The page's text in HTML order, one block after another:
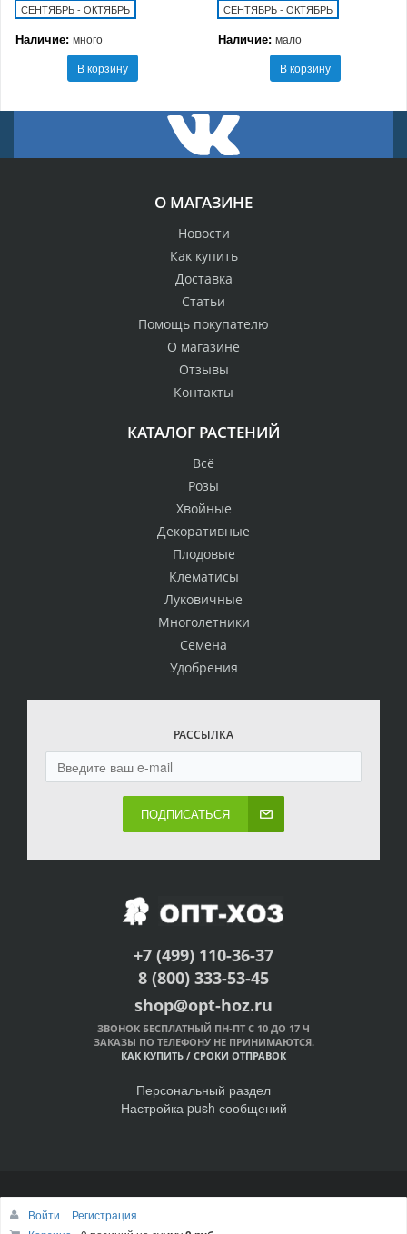
СЕНТЯБРЬ - ОКТЯБРЬ
Наличие: много
В корзину
СЕНТЯБРЬ - ОКТЯБРЬ
Наличие: мало
В корзину
О МАГАЗИНЕ
Новости
Как купить
Доставка
Статьи
Помощь покупателю
О магазине
Отзывы
Контакты
КАТАЛОГ РАСТЕНИЙ
Всё
Розы
Хвойные
Декоративные
Плодовые
Клематисы
Луковичные
Многолетники
Семена
Удобрения
РАССЫЛКА
ПОДПИСАТЬСЯ
+7 (499) 110-36-37
8 (800) 333-53-45
shop@opt-hoz.ru
ЗВОНОК БЕСПЛАТНЫЙ ПН-ПТ С 10 ДО 17 Ч
ЗАКАЗЫ ПО ТЕЛЕФОНУ НЕ ПРИНИМАЮТСЯ.
КАК КУПИТЬ / СРОКИ ОТПРАВОК
Персональный раздел
Настройка push сообщений
© Интернет-магазин ОПТ-ХОЗ, 2011-2026
Войти
Регистрация